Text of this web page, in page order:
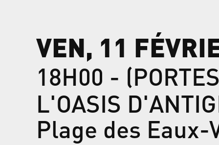
VEN, 11
18H00 -
L'OASIS
Plage des Eaux-